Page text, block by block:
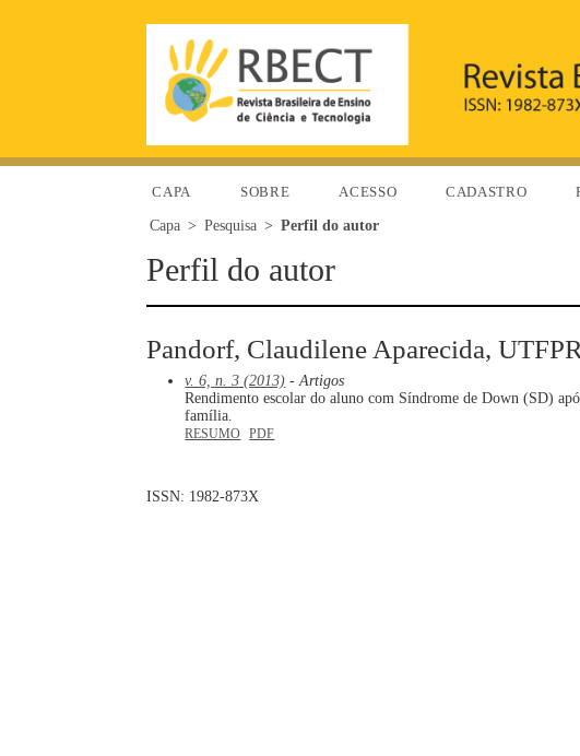
CAPA SOBRE ACESSO CADASTRO
Capa > Pesquisa > Perfil do autor
Perfil do autor
Pandorf, Claudilene Aparecida,
v. 6, n. 3 (2013) - Artigos
Rendimento escolar do aluno com Síndrome de Down (SD)
família.
RESUMO PDF
ISSN: 1982-873X